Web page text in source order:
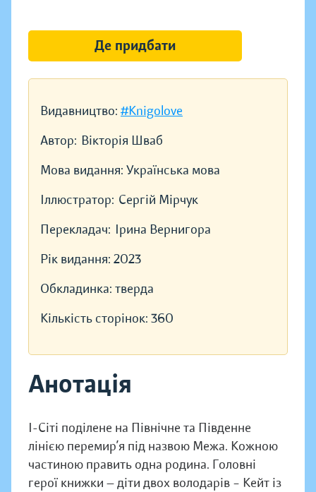
Видавництво: #Knigolove
Автор: Вікторія Шваб
Мова видання: Українська мова
Іллюстратор: Сергій Мірчук
Перекладач: Ірина Вернигора
Рік видання: 2023
Обкладинка: тверда
Кількість сторінок: 360
Анотація
І-Сіті поділене на Північне та Південне
лінією перемир’я під назвою Межа. Кожною
частиною править одна родина. Головні
герої книжки — діти двох володарів – Кейт із
Де придбати